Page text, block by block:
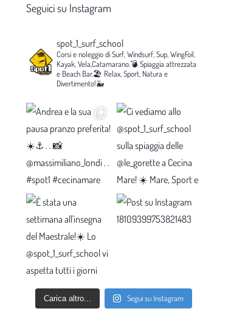
Seguici su Instagram
spot_1_surf_school
Corsi e noleggio di Surf, Windsurf, Sup, WingFoil,
Kayak, Vela,Catamarano.💣 Spiaggia attrezzata
e Beach Bar.🏖️ Relax, Sport, Natura e
Divertimento!🐳
Carica altro... Segui su Instagram